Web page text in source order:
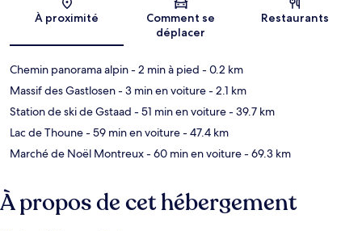
Carte
À proximité
Comment se
déplacer
Restaurants
Chemin panorama alpin- 2 min à pied - 0.2 km
Massif des Gastlosen- 3 min en voiture- 2.1 km
Station de ski de Gstaad - 51 min en voiture- 39.7 km
Lac de Thoune- 59 min en voiture- 47.4 km
Marché de Noël Montreux- 60 min en voiture- 69.3 km
À propos de cet hébergement